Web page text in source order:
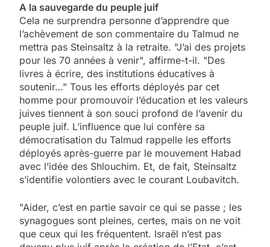
A la sauvegarde du peuple juif
Cela ne surprendra personne d’apprendre que
l’achèvement de son commentaire du Talmud ne
mettra pas Steinsaltz à la retraite. "J’ai des projets
pour les 70 années à venir", affirme-t-il. "Des
livres à écrire, des institutions éducatives à
soutenir…" Tous les efforts déployés par cet
homme pour promouvoir l’éducation et les valeurs
juives tiennent à son souci profond de l’avenir du
peuple juif. L’influence que lui confère sa
démocratisation du Talmud rappelle les efforts
déployés après-guerre par le mouvement Habad
avec l’idée des Shlouchim. Et, de fait, Steinsaltz
s’identifie volontiers avec le courant Loubavitch.
"Aider, c’est en partie savoir ce qui se passe ; les
synagogues sont pleines, certes, mais on ne voit
que ceux qui les fréquentent. Israël n’est pas